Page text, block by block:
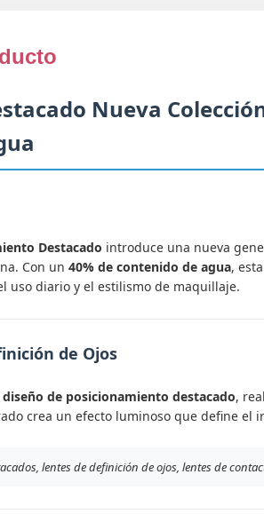
Nueva
Destacado introduce una nueva
Con un 40% de contenido de agua,
uso diario y el estilismo de maquillaje.
de Ojos
diseño de posicionamiento destacado,
crea un efecto luminoso que define
lentes de definición de ojos, lentes de